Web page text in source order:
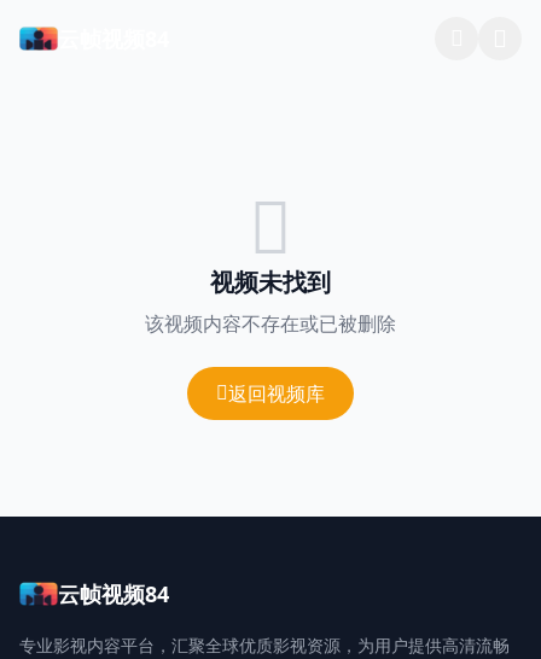
登录 / 注册
视频未找到
该视频内容不存在或已被删除
返回视频库
云帧视频84
专业影视内容平台，汇聚全球优质影视资源，为用户提供高清流畅